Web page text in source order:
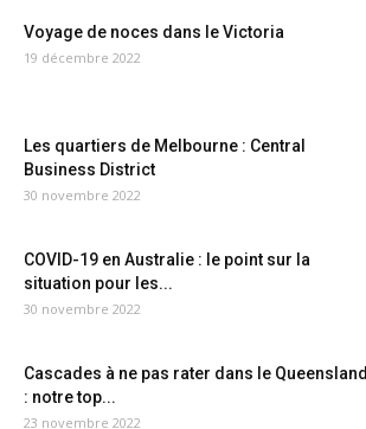
Voyage de noces dans le Victoria
19 décembre 2022
Les quartiers de Melbourne : Central
Business District
30 novembre 2022
COVID-19 en Australie : le point sur la
situation pour les...
30 novembre 2022
Cascades à ne pas rater dans le Queensland
: notre top...
23 novembre 2022